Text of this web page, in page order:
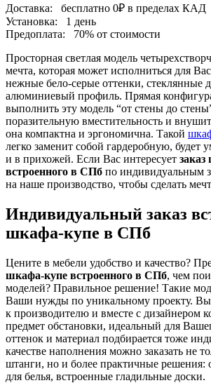
Доставка:
бесплатно 0₽ в пределах КАД
Установка:
1 день
Предоплата:
70% от стоимости
Просторная светлая модель
мечта, которая может исполниться для
нежные бело-серые оттенки, стеклянные
алюминиевый профиль. Прямая
выполнить эту модель “от стены до
поразительную вместительность и
она компактна и эргономична. Такой
легко заменит собой гардеробную, будет
и в прихожей. Если Вас интересует
встроенного в СПб по индивидуальным
на наше производство, чтобы сделать
Индивидуальный заказ
шкафа-купе в СПб
Цените в мебели удобство и качество?
шкафа-купе встроенного в СПб, чем
моделей? Правильное решение! Такие
Ваши нужды по уникальному проекту. Вы
к производителю и вместе с дизайнером
предмет обстановки, идеальный для
оттенок и материал подбирается тоже
качестве наполнения можно заказать не
штанги, но и более практичные решения:
для белья, встроенные гладильные доски.